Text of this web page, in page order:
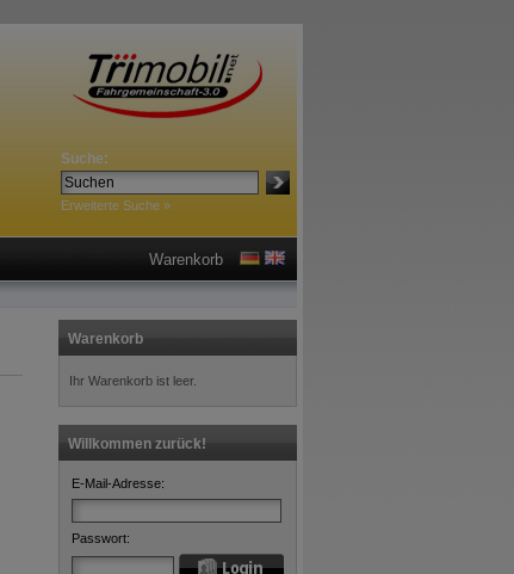
Suche:
Erweiterte Suche »
Warenkorb
Warenkorb
Ihr Warenkorb ist leer.
Willkommen zurück!
E-Mail-Adresse:
Passwort: